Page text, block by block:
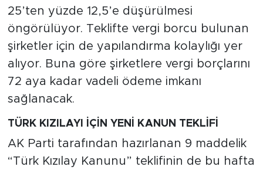
25’ten yüzde 12,5’e düşürülmesi
öngörülüyor. Teklifte vergi borcu bulunan
şirketler için de yapılandırma kolaylığı yer
alıyor. Buna göre şirketlere vergi borçlarını
72 aya kadar vadeli ödeme imkanı
sağlanacak.
TÜRK KIZILAYI İÇİN YENİ KANUN TEKLİFİ
AK Parti tarafından hazırlanan 9 maddelik
“Türk Kızılay Kanunu” teklifinin de bu hafta